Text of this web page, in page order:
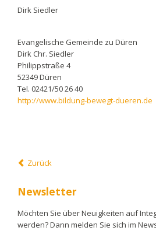
Dirk Siedler
Evangelische Gemeinde zu Düren
Dirk Chr. Siedler
Philippstraße 4
52349 Düren
Tel. 02421/50 26 40
http://www.bildung-bewegt-dueren.de
Zurück
Newsletter
Möchten Sie über Neuigkeiten auf
werden? Dann melden Sie sich im